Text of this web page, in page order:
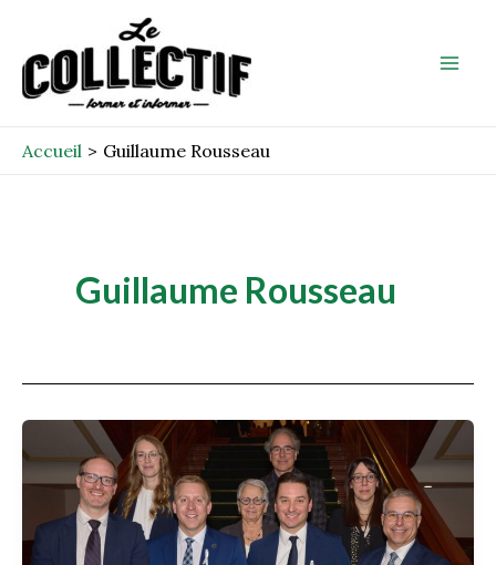
contenu
Accueil Guillaume Rousseau
Guillaume Rousseau